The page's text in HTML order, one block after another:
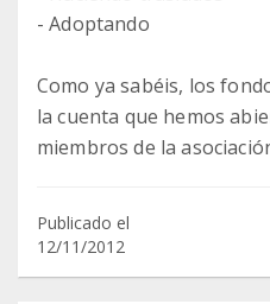
- Adoptando
Como ya sabéis, los
la cuenta que hemos
Publicado el
12/11/2012